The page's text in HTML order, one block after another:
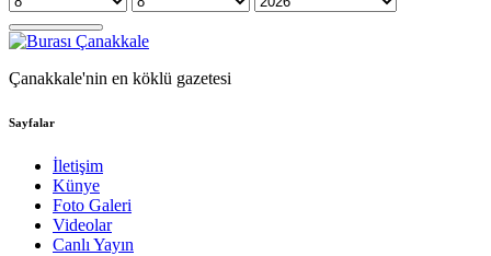
Çanakkale'nin en köklü gazetesi
Sayfalar
İletişim
Künye
Foto Galeri
Videolar
Canlı Yayın